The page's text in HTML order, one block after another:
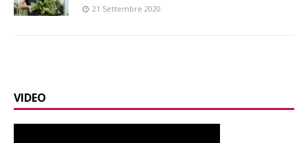
21 Settembre 2020
VIDEO